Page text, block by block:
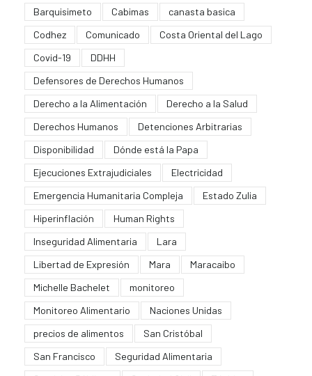
Barquisimeto
Cabimas
canasta basica
Codhez
Comunicado
Costa Oriental del Lago
Covid-19
DDHH
Defensores de Derechos Humanos
Derecho a la Alimentación
Derecho a la Salud
Derechos Humanos
Detenciones Arbitrarias
Disponibilidad
Dónde está la Papa
Ejecuciones Extrajudiciales
Electricidad
Emergencia Humanitaria Compleja
Estado Zulia
Hiperinflación
Human Rights
Inseguridad Alimentaria
Lara
Libertad de Expresión
Mara
Maracaibo
Michelle Bachelet
monitoreo
Monitoreo Alimentario
Naciones Unidas
precios de alimentos
San Cristóbal
San Francisco
Seguridad Alimentaria